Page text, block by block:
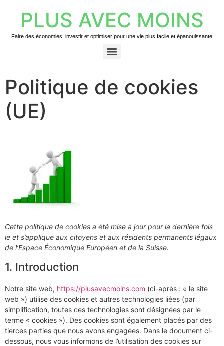
PLUS AVEC MOINS
Faire des économies, investir et optimiser pour une vie plus facile et épanouissante
Politique de cookies
(UE)
Cette politique de cookies a été mise à jour pour la dernière fois
le et s’applique aux citoyens et aux résidents permanents légaux
de l’Espace Économique Européen et de la Suisse.
1. Introduction
Notre site web, https://plusavecmoins.com (ci-après : « le site
web ») utilise des cookies et autres technologies liées (par
simplification, toutes ces technologies sont désignées par le
terme « cookies »). Des cookies sont également placés par des
tierces parties que nous avons engagées. Dans le document ci-
dessous, nous vous informons de l’utilisation des cookies sur